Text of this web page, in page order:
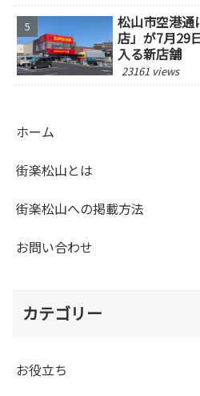
松山市空港通
店」が7月29
入る新店舗
23161 views
ホーム
街楽松山とは
街楽松山への掲載方法
お問い合わせ
カテゴリー
お役立ち